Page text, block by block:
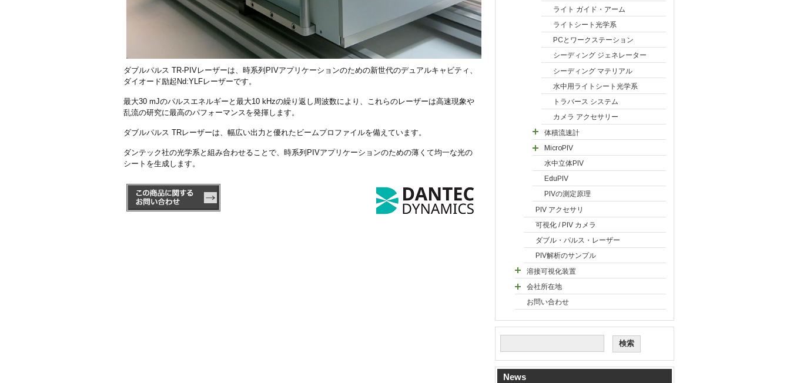
ダブルパルス TR-PIVレーザーは、時系列PIVアプリケーションのための新世代のデュアルキャビティ、
ダイオード励起Nd:YLFレーザーです。
最大30 mJのパルスエネルギーと最大10 kHzの繰り返し周波数により、これらのレーザーは高速現象や
乱流の研究に最高のパフォーマンスを発揮します。
ダブルパルス TRレーザーは、幅広い出力と優れたビームプロファイルを備えています。
ダンテック社の光学系と組み合わせることで、時系列PIVアプリケーションのための薄くて均一な光の
シートを生成します。
ライト ガイド・アーム
ライトシート光学系
PCとワークステーション
シーディング ジェネレーター
シーディング マテリアル
水中用ライトシート光学系
トラバース システム
カメラ アクセサリー
体積流速計
MicroPIV
水中立体PIV
EduPIV
PIVの測定原理
PIV アクセサリ
可視化 / PIV カメラ
ダブル・パルス・レーザー
PIV解析のサンプル
溶接可視化装置
会社所在地
お問い合わせ
News